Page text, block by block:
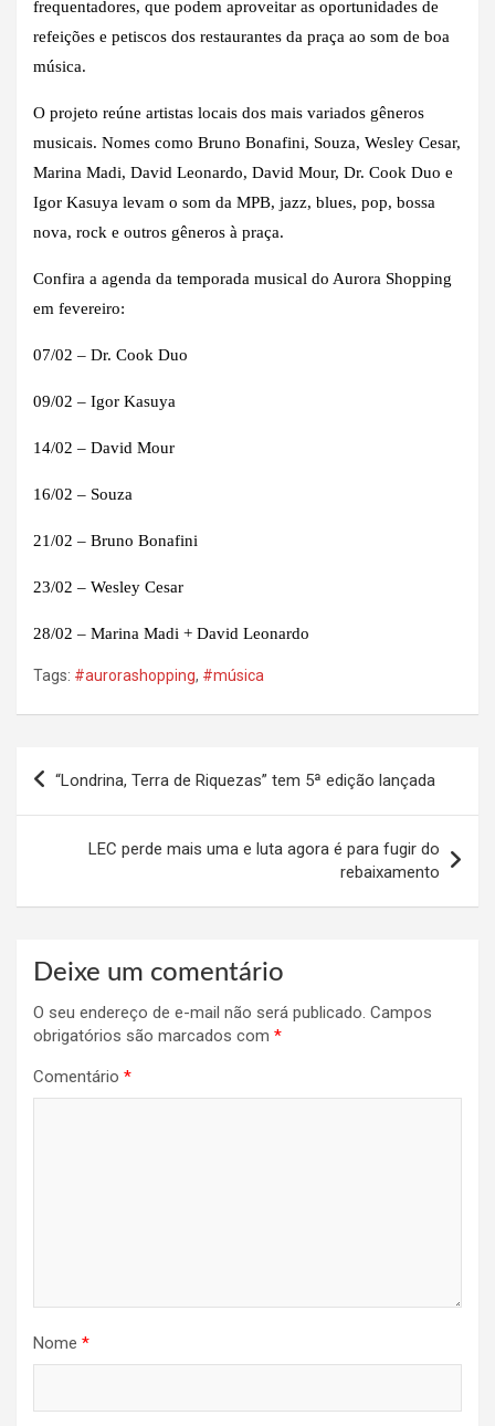
frequentadores, que podem aproveitar as oportunidades de
refeições e petiscos dos restaurantes da praça ao som de boa
música.
O projeto reúne artistas locais dos mais variados gêneros
musicais. Nomes como Bruno Bonafini, Souza, Wesley Cesar,
Marina Madi, David Leonardo, David Mour, Dr. Cook Duo e
Igor Kasuya levam o som da MPB, jazz, blues, pop, bossa
nova, rock e outros gêneros à praça.
Confira a agenda da temporada musical do Aurora Shopping
em fevereiro:
07/02 – Dr. Cook Duo
09/02 – Igor Kasuya
14/02 – David Mour
16/02 – Souza
21/02 – Bruno Bonafini
23/02 – Wesley Cesar
28/02 – Marina Madi + David Leonardo
Tags: #aurorashopping, #música
“Londrina, Terra de Riquezas” tem 5ª edição lançada
LEC perde mais uma e luta agora é para fugir do
rebaixamento
Deixe um comentário
O seu endereço de e-mail não será publicado. Campos
obrigatórios são marcados com *
Comentário *
Nome *